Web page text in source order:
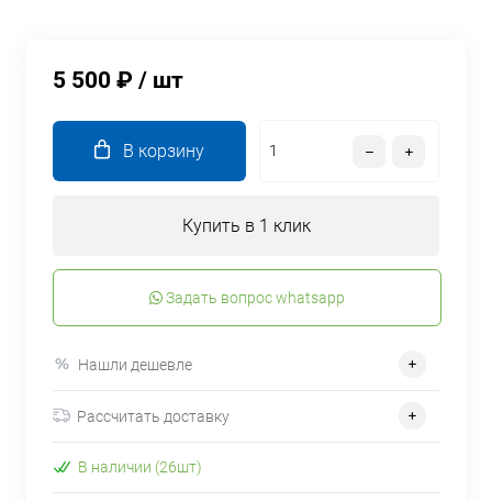
5 500 ₽ / шт
В корзину
Купить в 1 клик
Задать вопрос whatsapp
Нашли дешевле
Рассчитать доставку
В наличии (26шт)